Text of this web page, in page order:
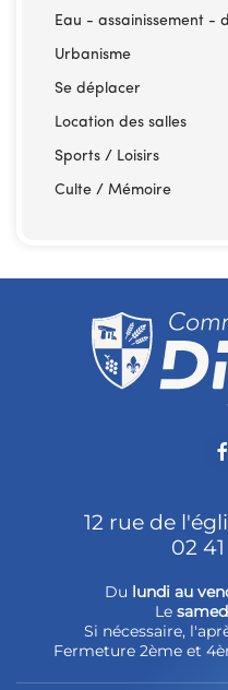
Eau - assainissement -
Urbanisme
Se déplacer
Location des salles
Sports / Loisirs
Culte / Mémoire
12 rue de
02
Du lundi au
Le
Si nécessaire,
Fermeture 2ème et